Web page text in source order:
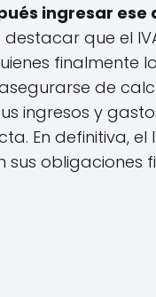
ingresar ese
que el
de
ingresos y
En definitiva, el
obligaciones